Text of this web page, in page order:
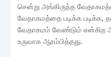
சென்று அங்கிருந்த
வேதாகமத்தை படிக்க
வேதாகமம் வேண்டும் என்கிற
உருவாக ஆரம்பித்தது.